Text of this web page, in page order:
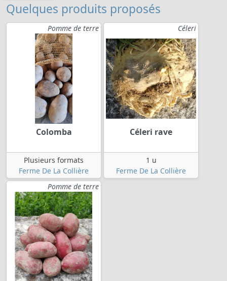
Quelques produits proposés
Pomme de terre
Colomba
Plusieurs formats
Ferme De La Collière
Céleri
Céleri rave
1 u
Ferme De La Collière
Pomme de terre